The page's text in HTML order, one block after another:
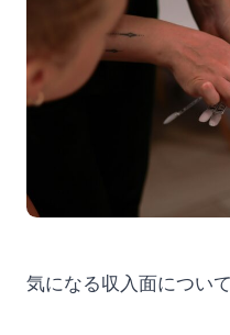
気になる収入面につい